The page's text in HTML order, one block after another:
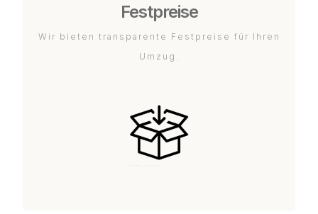
Festpreise
Wir bieten transparente Festpreise für Ihren
Umzug.